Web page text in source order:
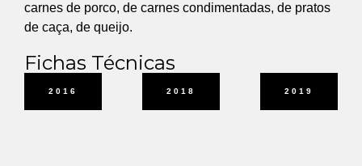
carnes de porco, de carnes condimentadas, de pratos
de caça, de queijo.
Fichas Técnicas
2016 2018 2019